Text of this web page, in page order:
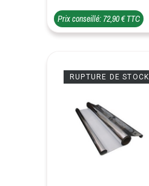
Prix conseillé: 72,90 € TTC
RUPTURE DE STOCK